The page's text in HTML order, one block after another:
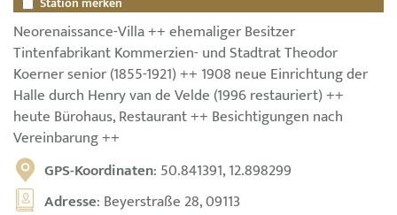
Neorenaissance-Villa ++ ehemaliger Besitzer
Tintenfabrikant Kommerzien- und Stadtrat Theodor
Koerner senior (1855-1921) ++ 1908 neue Einrichtung der
Halle durch Henry van de Velde (1996 restauriert) ++
heute Bürohaus, Restaurant ++ Besichtigungen nach
Vereinbarung ++
GPS-Koordinaten: 50.841391, 12.898299
Adresse: Beyerstraße 28, 09113